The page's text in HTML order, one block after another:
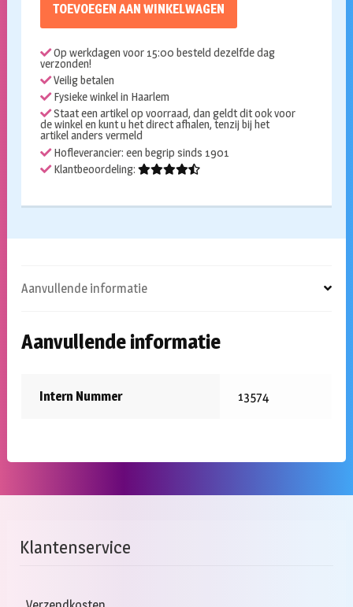
6st
aantal
TOEVOEGEN AAN WINKELWAGEN
Op werkdagen voor 15:00 besteld dezelfde dag
verzonden!
Veilig betalen
Fysieke winkel in Haarlem
Staat een artikel op voorraad, dan geldt dit ook voor
de winkel en kunt u het direct afhalen, tenzij bij het
artikel anders vermeld
Hofleverancier: een begrip sinds 1901
Klantbeoordeling:
Aanvullende informatie
Aanvullende informatie
Intern Nummer 13574
Klantenservice